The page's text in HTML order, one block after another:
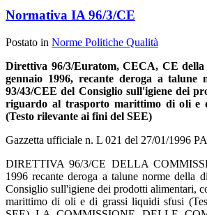
Normativa IA 96/3/CE
Postato in Norme Politiche Qualità
Direttiva 96/3/Euratom, CECA, CE della
gennaio 1996, recante deroga a talune
93/43/CEE del Consiglio sull'igiene dei
riguardo al trasporto marittimo di oli e
(Testo rilevante ai fini del SEE)
Gazzetta ufficiale n. L 021 del 27/01/1996
DIRETTIVA 96/3/CE DELLA
1996 recante deroga a talune norme della
Consiglio sull'igiene dei prodotti alimentari,
marittimo di oli e di grassi liquidi sfusi